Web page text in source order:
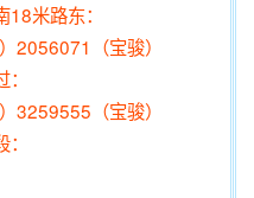
米路东：
2056071（宝骏）
3259555（宝骏）